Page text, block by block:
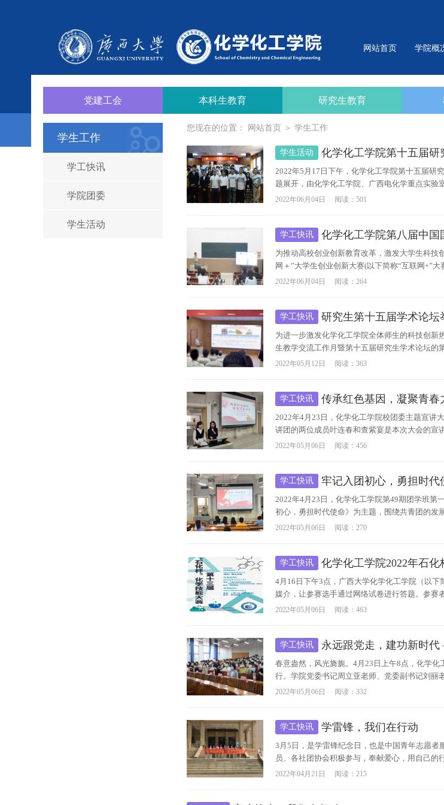
网站首页 学院概
党建工会 本科生教育 研究生教育
学生工作
学工快讯
学院团委
学生活动
您现在的位置： 网站首页 ＞ 学生工作
学生活动 化学化工学院第十五届
2022年5月17日下午，化学化工学院第十五届研
题展开，由化学化工学院、广西电化学重点实验
2022年06月04日 阅读： 501
学工快讯 化学化工学院第八届中国
为推动高校创业创新教育改革，激发大学生科技
网＋”大学生创业创新大赛(以下简称“互联网+”
2022年06月04日 阅读： 264
学工快讯 研究生第十五届学术论坛
为进一步激发化学化工学院全体师生的科技创
生教学交流工作月暨第十五届研究生学术论坛的
2022年05月12日 阅读： 363
学工快讯 传承红色基因，凝聚青
2022年4月23日，化学化工学院校团委主题宣讲
讲团的两位成员叶连春和查紫宴是本次大会的宣
2022年05月06日 阅读： 456
学工快讯 牢记入团初心，勇担时
2022年4月23日，化学化工学院第49期团学班第
初心，勇担时代使命》为主题，围绕共青团的发
2022年05月06日 阅读： 270
学工快讯 化学化工学院2022年石
4月16日下午3点，广西大学化学化工学院（以
媒介，让参赛选手通过网络试卷进行答题。参赛
2022年05月06日 阅读： 463
学工快讯 永远跟党走，建功新时
春意盎然，风光旖旎。4月23日上午8点，化学
行。学院党委书记周立亚老师、党委副书记刘丽
2022年05月06日 阅读： 332
学工快讯 学雷锋，我们在行动
3月5日，是学雷锋纪念日，也是中国青年志愿
员、各社团协会积极参与，奉献爱心，用自己
2022年04月21日 阅读： 215